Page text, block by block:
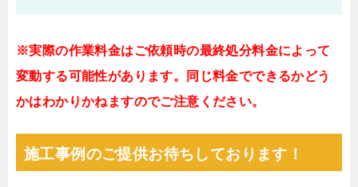
※実際の作業料金はご依頼時の最終処分料金によって
変動する可能性があります。同じ料金でできるかどう
かはわかりかねますのでご注意ください。
施工事例のご提供お待ちしております！